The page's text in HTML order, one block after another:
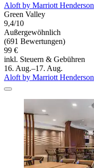
Aloft by Marriott Henderson
Green Valley
9,4/10
Außergewöhnlich
(691 Bewertungen)
99 €
inkl. Steuern & Gebühren
16. Aug.–17. Aug.
Aloft by Marriott Henderson